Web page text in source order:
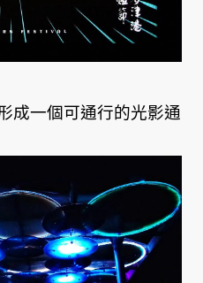
成一個可通行的光影通